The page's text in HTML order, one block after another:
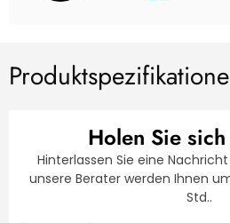
Holen Sie
Hinterlassen Sie eine
unsere Berater werden Ihnen
Std..